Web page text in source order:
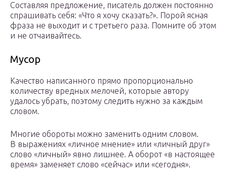
Составляя предложение, писатель должен постоянно
спрашивать себя: «Что я хочу сказать?». Порой ясная
фраза не выходит и с третьего раза. Помните об этом
и не отчаивайтесь.
Мусор
Качество написанного прямо пропорционально
количеству вредных мелочей, которые автору
удалось убрать, поэтому следить нужно за каждым
словом.
Многие обороты можно заменить одним словом.
В выражениях «личное мнение» или «личный друг»
слово «личный» явно лишнее. А оборот «в настоящее
время» заменяет слово «сейчас» или «сегодня».